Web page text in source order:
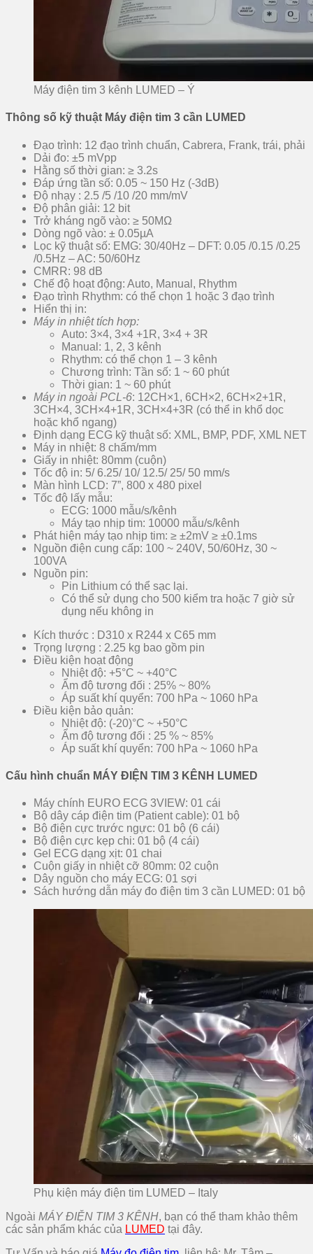
Máy điện tim 3 kênh LUMED – Ý
Thông số kỹ thuật Máy điện tim 3 cần LUMED
Đạo trình: 12 đạo trình chuẩn, Cabrera, Frank, trái, phải
Dải đo: ±5 mVpp
Hằng số thời gian: ≥ 3.2s
Đáp ứng tần số: 0.05 ~ 150 Hz (-3dB)
Độ nhạy : 2.5 /5 /10 /20 mm/mV
Độ phân giải: 12 bit
Trở kháng ngõ vào: ≥ 50MΩ
Dòng ngõ vào: ± 0.05µA
Lọc kỹ thuật số: EMG: 30/40Hz – DFT: 0.05 /0.15 /0.25
/0.5Hz – AC: 50/60Hz
CMRR: 98 dB
Chế độ hoạt động: Auto, Manual, Rhythm
Đạo trình Rhythm: có thể chọn 1 hoặc 3 đạo trình
Hiển thị in:
Máy in nhiệt tích hợp:
Auto: 3×4, 3×4 +1R, 3×4 + 3R
Manual: 1, 2, 3 kênh
Rhythm: có thể chọn 1 – 3 kênh
Chương trình: Tần số: 1 ~ 60 phút
Thời gian: 1 ~ 60 phút
Máy in ngoài PCL-6: 12CH×1, 6CH×2, 6CH×2+1R,
3CH×4, 3CH×4+1R, 3CH×4+3R (có thể in khổ dọc
hoặc khổ ngang)
Định dạng ECG kỹ thuật số: XML, BMP, PDF, XML NET
Máy in nhiệt: 8 chấm/mm
Giấy in nhiệt: 80mm (cuộn)
Tốc độ in: 5/ 6.25/ 10/ 12.5/ 25/ 50 mm/s
Màn hình LCD: 7”, 800 x 480 pixel
Tốc độ lấy mẫu:
ECG: 1000 mẫu/s/kênh
Máy tạo nhịp tim: 10000 mẫu/s/kênh
Phát hiện máy tạo nhịp tim: ≥ ±2mV ≥ ±0.1ms
Nguồn điện cung cấp: 100 ~ 240V, 50/60Hz, 30 ~
100VA
Nguồn pin:
Pin Lithium có thể sạc lại.
Có thể sử dụng cho 500 kiểm tra hoặc 7 giờ sử
dụng nếu không in
Kích thước : D310 x R244 x C65 mm
Trọng lượng : 2.25 kg bao gồm pin
Điều kiện hoạt động
Nhiệt độ: +5°C ~ +40°C
Ẩm độ tương đối : 25% ~ 80%
Áp suất khí quyển: 700 hPa ~ 1060 hPa
Điều kiện bảo quản:
Nhiệt độ: (-20)°C ~ +50°C
Ẩm độ tương đối : 25 % ~ 85%
Áp suất khí quyển: 700 hPa ~ 1060 hPa
Cấu hình chuẩn MÁY ĐIỆN TIM 3 KÊNH LUMED
Máy chính EURO ECG 3VIEW: 01 cái
Bộ dây cáp điện tim (Patient cable): 01 bộ
Bộ điện cực trước ngực: 01 bộ (6 cái)
Bộ điện cực kẹp chi: 01 bộ (4 cái)
Gel ECG dạng xịt: 01 chai
Cuộn giấy in nhiệt cỡ 80mm: 02 cuộn
Dây nguồn cho máy ECG: 01 sợi
Sách hướng dẫn máy đo điện tim 3 cần LUMED: 01 bộ
Phụ kiện máy điện tim LUMED – Italy
Ngoài MÁY ĐIỆN TIM 3 KÊNH, bạn có thể tham khảo thêm
các sản phẩm khác của LUMED tại đây.